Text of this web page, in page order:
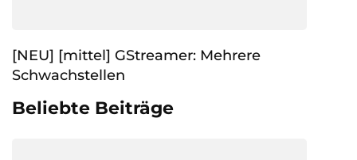
[NEU] [mittel] GStreamer: Mehrere
Schwachstellen
Beliebte Beiträge